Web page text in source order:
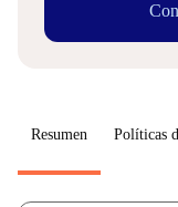
Resumen Políticas